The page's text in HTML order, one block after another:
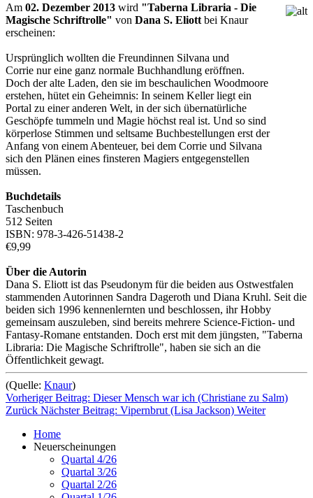
Am 02. Dezember 2013 wird "Taberna Libraria - Die
Magische Schriftrolle" von Dana S. Eliott bei Knaur
erscheinen:
Ursprünglich wollten die Freundinnen Silvana und
Corrie nur eine ganz normale Buchhandlung eröffnen.
Doch der alte Laden, den sie im beschaulichen Woodmoore
erstehen, hütet ein Geheimnis: In seinem Keller liegt ein
Portal zu einer anderen Welt, in der sich übernatürliche
Geschöpfe tummeln und Magie höchst real ist. Und so sind
körperlose Stimmen und seltsame Buchbestellungen erst der
Anfang von einem Abenteuer, bei dem Corrie und Silvana
sich den Plänen eines finsteren Magiers entgegenstellen
müssen.
Buchdetails
Taschenbuch
512 Seiten
ISBN: 978-3-426-51438-2
€9,99
Über die Autorin
Dana S. Eliott ist das Pseudonym für die beiden aus Ostwestfalen
stammenden Autorinnen Sandra Dageroth und Diana Kruhl. Seit die
beiden sich 1996 kennenlernten und beschlossen, ihr Hobby
gemeinsam auszuleben, sind bereits mehrere Science-Fiction- und
Fantasy-Romane entstanden. Doch erst mit dem jüngsten, "Taberna
Libraria: Die Magische Schriftrolle", haben sie sich an die
Öffentlichkeit gewagt.
(Quelle: Knaur)
Vorheriger Beitrag: Dieser Mensch war ich (Christiane zu Salm)
Zurück Nächster Beitrag: Vipernbrut (Lisa Jackson) Weiter
Home
Neuerscheinungen
Quartal 4/26
Quartal 3/26
Quartal 2/26